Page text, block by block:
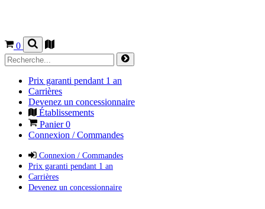
0
Prix garanti pendant 1 an
Carrières
Devenez un concessionnaire
Établissements
Panier0
Connexion / Commandes
Connexion / Commandes
Prix garanti pendant 1 an
Carrières
Devenez un concessionnaire